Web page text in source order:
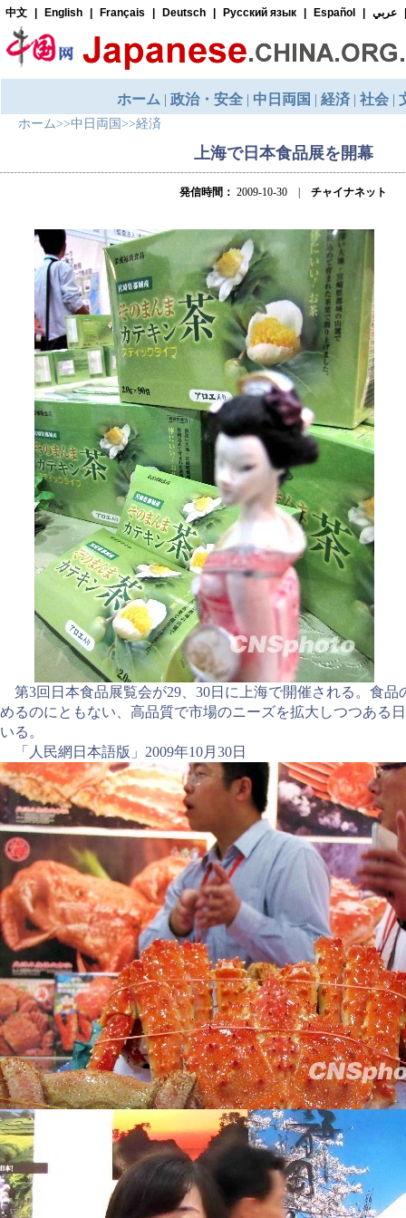
ホーム>>中日両国 >>経済
上海で日本食品展を開幕
発信時間： 2009-10-30 | チャイナネット
第3回日本食品展覧会が29、30日に上海で開催される。食品
めるのにともない、高品質で市場のニーズを拡大しつつある
いる。
「人民網日本語版」2009年10月30日